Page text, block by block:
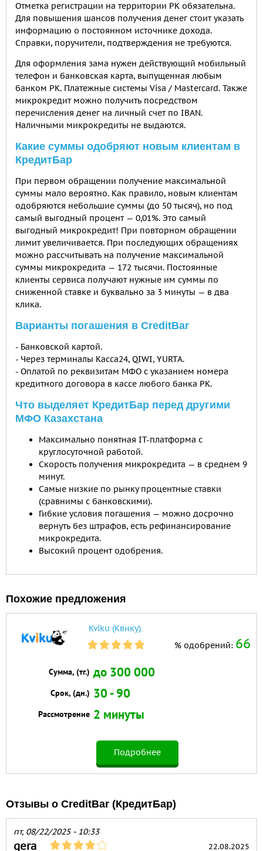
Отметка регистрации на территории РК обязательна.
Для повышения шансов получения денег стоит указать
информацию о постоянном источнике дохода.
Справки, поручители, подтверждения не требуются.
Для оформления зама нужен действующий мобильный
телефон и банковская карта, выпущенная любым
банком РК. Платежные системы Visa / Mastercard. Также
микрокредит можно получить посредством
перечисления денег на личный счет по IBAN.
Наличными микрокредиты не выдаются.
Какие суммы одобряют новым клиентам в
КредитБар
При первом обращении получение максимальной
суммы мало вероятно. Как правило, новым клиентам
одобряются небольшие суммы (до 50 тысяч), но под
самый выгодный процент — 0,01%. Это самый
выгодный микрокредит! При повторном обращении
лимит увеличивается. При последующих обращениях
можно рассчитывать на получение максимальной
суммы микрокредита — 172 тысячи. Постоянные
клиенты сервиса получают нужные им суммы по
сниженной ставке и буквально за 3 минуты — в два
клика.
Варианты погашения в СreditBar
- Банковской картой.
- Через терминалы Касса24, QIWI, YURTA.
- Оплатой по реквизитам МФО с указанием номера
кредитного договора в кассе любого банка РК.
Что выделяет КредитБар перед другими
МФО Казахстана
Максимально понятная IT-платформа с
круглосуточной работой.
Скорость получения микрокредита — в среднем 9
минут.
Самые низкие по рынку процентные ставки
(сравнимы с банковскими).
Гибкие условия погашения — можно досрочно
вернуть без штрафов, есть рефинансирование
микрокредита.
Высокий процент одобрения.
Похожие предложения
Kviku (Квику)
% одобрений: 66
Сумма, (тг.) до 300 000
Срок, (дн.) 30 - 90
Рассмотрение 2 минуты
Подробнее
Отзывы о CreditBar (КредитБар)
пт, 08/22/2025 - 10:33
gera 22.08.2025